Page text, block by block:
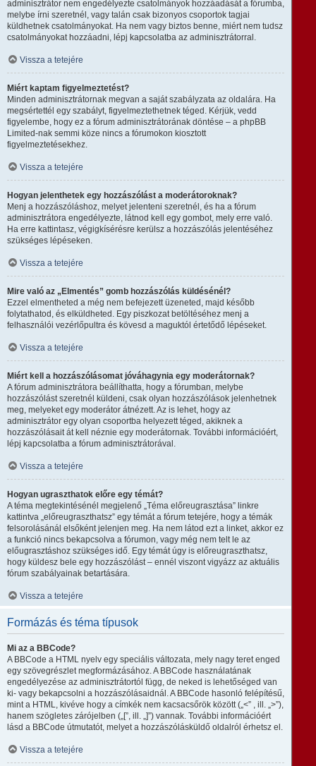
adminisztrátor nem engedélyezte csatolmányok hozzáadását a fórumba,
melybe írni szeretnél, vagy talán csak bizonyos csoportok tagjai
küldhetnek csatolmányokat. Ha nem vagy biztos benne, miért nem tudsz
csatolmányokat hozzáadni, lépj kapcsolatba az adminisztrátorral.
Vissza a tetejére
Miért kaptam figyelmeztetést?
Minden adminisztrátornak megvan a saját szabályzata az oldalára. Ha
megsértettél egy szabályt, figyelmeztethetnek téged. Kérjük, vedd
figyelembe, hogy ez a fórum adminisztrátorának döntése – a phpBB
Limited-nak semmi köze nincs a fórumokon kiosztott
figyelmeztetésekhez.
Vissza a tetejére
Hogyan jelenthetek egy hozzászólást a moderátoroknak?
Menj a hozzászóláshoz, melyet jelenteni szeretnél, és ha a fórum
adminisztrátora engedélyezte, látnod kell egy gombot, mely erre való.
Ha erre kattintasz, végigkísérésre kerülsz a hozzászólás jelentéséhez
szükséges lépéseken.
Vissza a tetejére
Mire való az „Elmentés” gomb hozzászólás küldésénél?
Ezzel elmentheted a még nem befejezett üzeneted, majd később
folytathatod, és elküldheted. Egy piszkozat betöltéséhez menj a
felhasználói vezérlőpultra és kövesd a maguktól értetődő lépéseket.
Vissza a tetejére
Miért kell a hozzászólásomat jóváhagynia egy moderátornak?
A fórum adminisztrátora beállíthatta, hogy a fórumban, melybe
hozzászólást szeretnél küldeni, csak olyan hozzászólások jelenhetnek
meg, melyeket egy moderátor átnézett. Az is lehet, hogy az
adminisztrátor egy olyan csoportba helyezett téged, akiknek a
hozzászólásait át kell néznie egy moderátornak. További információért,
lépj kapcsolatba a fórum adminisztrátorával.
Vissza a tetejére
Hogyan ugraszthatok előre egy témát?
A téma megtekintésénél megjelenő „Téma előreugrasztása” linkre
kattintva „előreugraszthatsz” egy témát a fórum tetejére, hogy a témák
felsorolásánál elsőként jelenjen meg. Ha nem látod ezt a linket, akkor ez
a funkció nincs bekapcsolva a fórumon, vagy még nem telt le az
előugrasztáshoz szükséges idő. Egy témát úgy is előreugraszthatsz,
hogy küldesz bele egy hozzászólást – ennél viszont vigyázz az aktuális
fórum szabályainak betartására.
Vissza a tetejére
Formázás és téma típusok
Mi az a BBCode?
A BBCode a HTML nyelv egy speciális változata, mely nagy teret enged
egy szövegrészlet megformázásához. A BBCode használatának
engedélyezése az adminisztrátortól függ, de neked is lehetőséged van
ki- vagy bekapcsolni a hozzászólásaidnál. A BBCode hasonló felépítésű,
mint a HTML, kivéve hogy a címkék nem kacsacsőrök között („<” , ill. „>”),
hanem szögletes zárójelben („[”, ill. „]”) vannak. További információért
lásd a BBCode útmutatót, melyet a hozzászólásküldő oldalról érhetsz el.
Vissza a tetejére